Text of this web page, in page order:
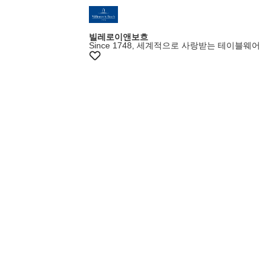
멤버스20%쿠폰
빌레로이앤보흐
Since 1748, 세계적으로 사랑받는 테이블웨어